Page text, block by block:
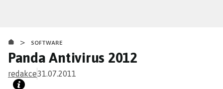
obsahu
> SOFTWARE
Panda Antivirus 2012
redakce31.07.2011